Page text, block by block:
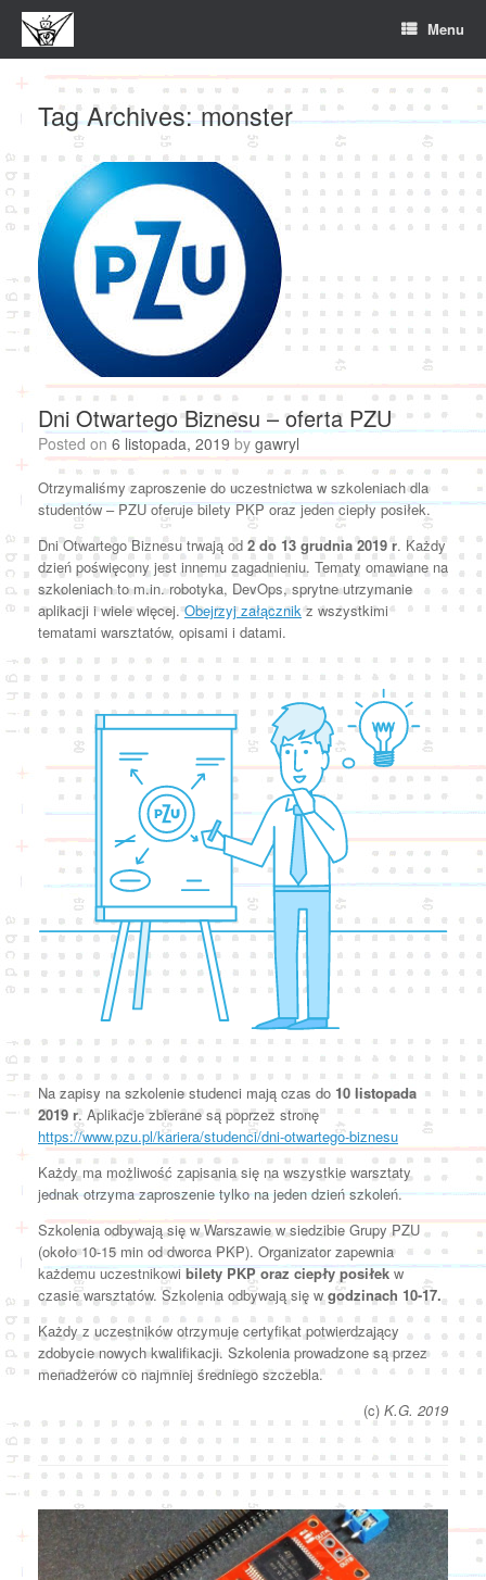
Skip
content
Menu
Tag Archives:monster
Dni Otwartego Biznesu – oferta PZU
Posted on 6 listopada, 2019 by gawryl
Otrzymaliśmy zaproszenie do uczestnictwa w szkoleniach dla
studentów – PZU oferuje bilety PKP oraz jeden ciepły posiłek.
Dni Otwartego Biznesu trwają od 2 do 13 grudnia 2019 r. Każdy
dzień poświęcony jest innemu zagadnieniu. Tematy omawiane na
szkoleniach to m.in. robotyka, DevOps, sprytne utrzymanie
aplikacji i wiele więcej.Obejrzyj załącznikz wszystkimi
tematami warsztatów, opisami i datami.
Na zapisy na szkolenie studenci mają czas do 10 listopada
2019 r. Aplikacje zbierane są poprzez stronę
https://www.pzu.pl/kariera/studenci/dni-otwartego-biznesu
Każdy ma możliwość zapisania się na wszystkie warsztaty
jednak otrzyma zaproszenie tylko na jeden dzień szkoleń.
Szkolenia odbywają się w Warszawie w siedzibie Grupy PZU
(około 10-15 min od dworca PKP). Organizator zapewnia
każdemu uczestnikowibilety PKP oraz ciepły posiłekw
czasie warsztatów. Szkolenia odbywają się wgodzinach 10-17.
Każdy z uczestników otrzymuje certyfikat potwierdzający
zdobycie nowych kwalifikacji. Szkolenia prowadzone są przez
menadżerów co najmniej średniego szczebla.
(c) K.G. 2019